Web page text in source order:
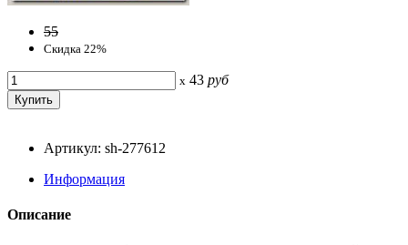
55
Скидка 22%
x 43 руб
Артикул: sh-277612
Информация
Описание